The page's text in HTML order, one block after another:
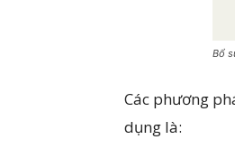
Bổ
Các phương
dụng là: